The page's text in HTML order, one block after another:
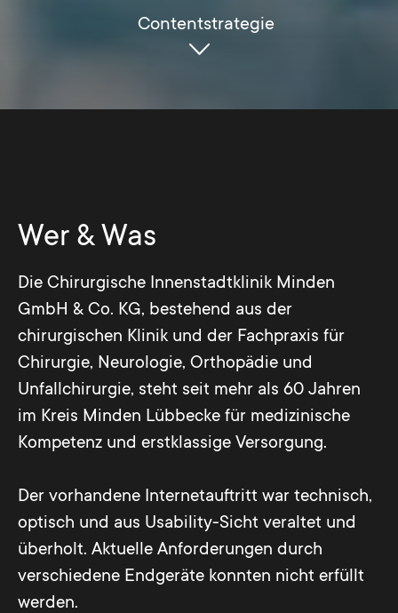
Contentstrategie
Wer & Was
Die Chirurgische Innenstadtklinik Minden
GmbH & Co. KG, bestehend aus der
chirurgischen Klinik und der Fachpraxis für
Chirurgie, Neurologie, Orthopädie und
Unfallchirurgie, steht seit mehr als 60 Jahren
im Kreis Minden Lübbecke für medizinische
Kompetenz und erstklassige Versorgung.
Der vorhandene Internetauftritt war technisch,
optisch und aus Usability-Sicht veraltet und
überholt. Aktuelle Anforderungen durch
verschiedene Endgeräte konnten nicht erfüllt
werden.